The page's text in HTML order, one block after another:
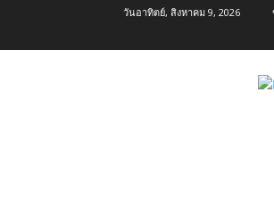
วันอาทิตย์, สิงหาคม 9, 2026